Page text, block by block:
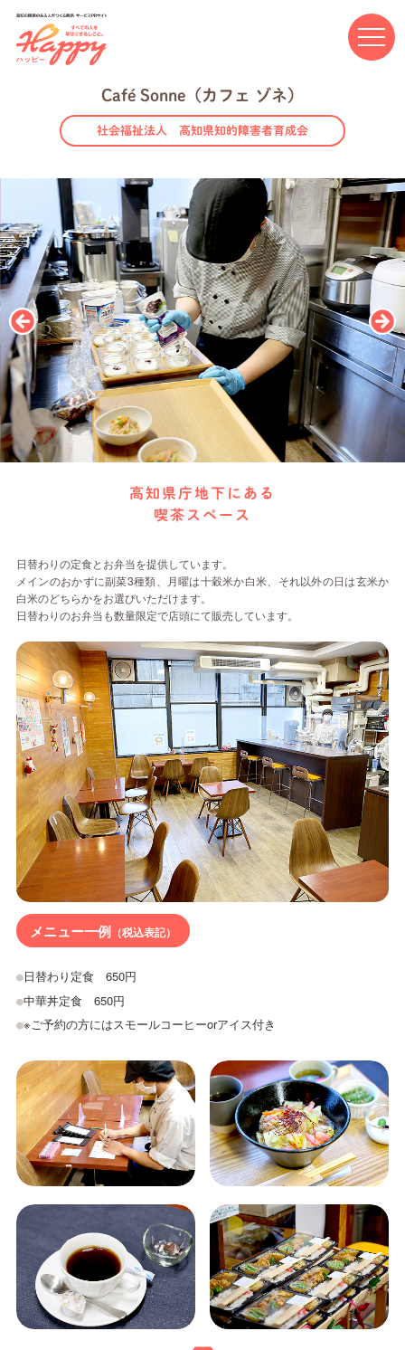
高知の障害のある人がつくる商品・サービスPRサイト
高知の障害のある人がつくる商品・サービスPRサイト
Café Sonne（カフェ ゾネ）
社会福祉法人 高知県知的障害者育成会
高知県庁地下にある
喫茶スペース
日替わりの定食とお弁当を提供しています。
メインのおかずに副菜3種類、月曜は十穀米か白米、それ以外の日は玄米か
白米のどちらかをお選びいただけます。
日替わりのお弁当も数量限定で店頭にて販売しています。
メニュー一例（税込表記）
日替わり定食 650円
中華丼定食 650円
※ご予約の方にはスモールコーヒーorアイス付き